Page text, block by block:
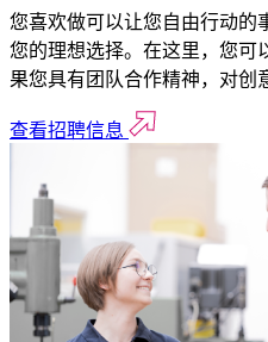
您喜欢做可以让您自由行动的
您的理想选择。在这里，您可
果您具有团队合作精神，对创
查看招聘信息